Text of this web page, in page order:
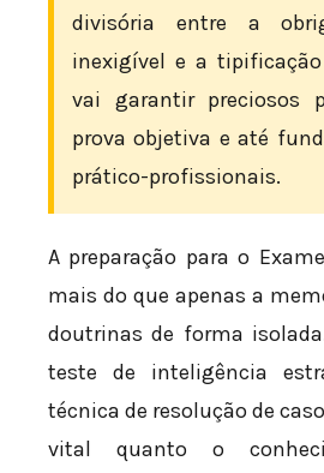
divisória entre a
inexigível e a
vai garantir preciosos
prova objetiva e até
prático-profissionais.
A preparação para o
mais do que apenas a
doutrinas de forma
teste de inteligência
técnica de resolução de
vital quanto o